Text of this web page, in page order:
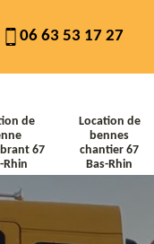
06 63 53 17 27
de
67
Rhin
Location de
bennes
chantier 67
Bas-Rhin